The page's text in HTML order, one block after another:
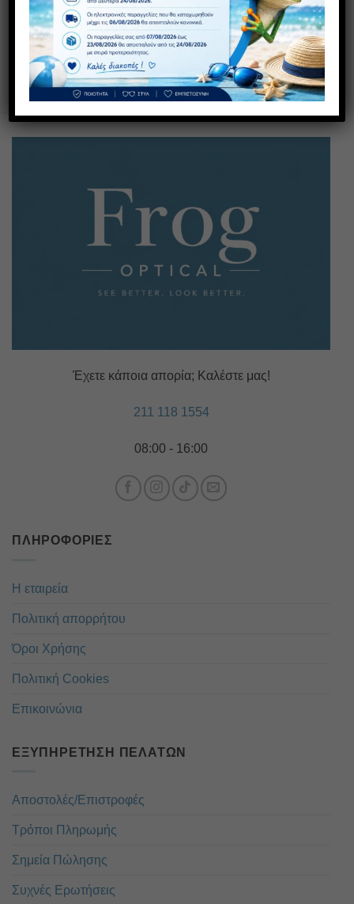
SS 12
30,00€ με ΦΠΑ
2053 C5
30,00€ με ΦΠΑ
Έχετε κάποια απορία; Καλέστε μας!
211 118 1554
08:00 - 16:00
ΠΛΗΡΟΦΟΡΊΕΣ
Η εταιρεία
Πολιτική απορρήτου
Όροι Χρήσης
Πολιτική Cookies
Επικοινώνια
ΕΞΥΠΗΡΈΤΗΣΗ ΠΕΛΑΤΏΝ
Αποστολές/Επιστροφές
Τρόποι Πληρωμής
Σημεία Πώλησης
Συχνές Ερωτήσεις